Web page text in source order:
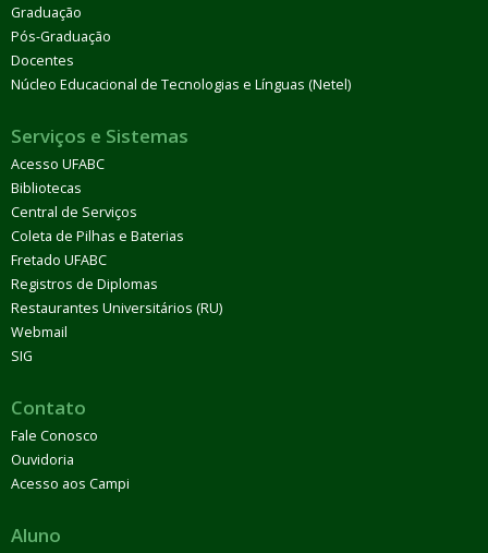
Graduação
Pós-Graduação
Docentes
Núcleo Educacional de Tecnologias e Línguas (Netel)
Serviços e Sistemas
Acesso UFABC
Bibliotecas
Central de Serviços
Coleta de Pilhas e Baterias
Fretado UFABC
Registros de Diplomas
Restaurantes Universitários (RU)
Webmail
SIG
Contato
Fale Conosco
Ouvidoria
Acesso aos Campi
Aluno